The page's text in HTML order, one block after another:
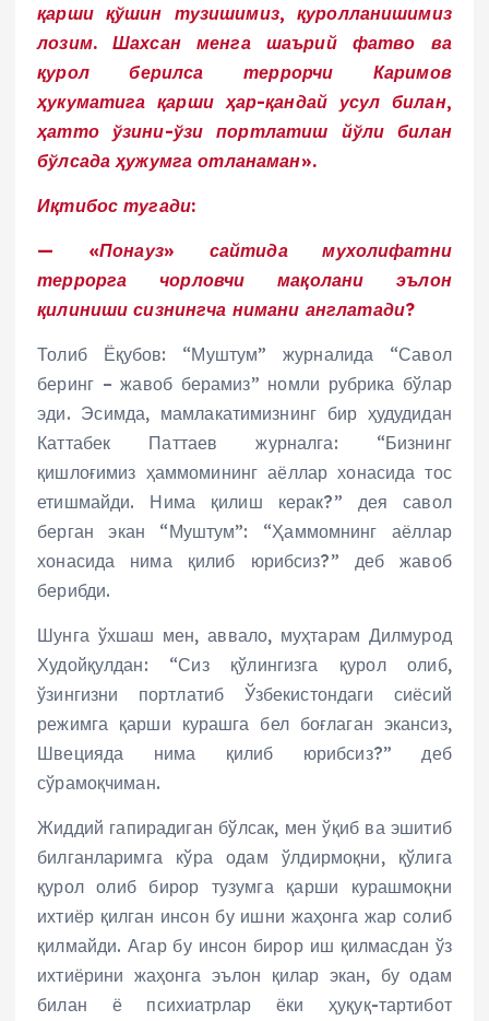
қарши қўшин тузишимиз, қуролланишимиз
лозим. Шахсан менга шаърий фатво ва
қурол берилса террорчи Каримов
ҳукуматига қарши ҳар-қандай усул билан,
ҳатто ўзини-ўзи портлатиш йўли билан
бўлсада ҳужумга отланаман».
Иқтибос тугади:
— «Понауз» сайтида мухолифатни
террорга чорловчи мақолани эълон
қилиниши сизнингча нимани англатади?
Толиб Ёқубов: “Муштум” журналида “Савол
беринг – жавоб берамиз” номли рубрика бўлар
эди. Эсимда, мамлакатимизнинг бир ҳудудидан
Каттабек Паттаев журналга: “Бизнинг
қишлоғимиз ҳаммомининг аёллар хонасида тос
етишмайди. Нима қилиш керак?” дея савол
берган экан “Муштум”: “Ҳаммомнинг аёллар
хонасида нима қилиб юрибсиз?” деб жавоб
берибди.
Шунга ўхшаш мен, аввало, муҳтарам Дилмурод
Худойқулдан: “Сиз қўлингизга қурол олиб,
ўзингизни портлатиб Ўзбекистондаги сиёсий
режимга қарши курашга бел боғлаган экансиз,
Швецияда нима қилиб юрибсиз?” деб
сўрамоқчиман.
Жиддий гапирадиган бўлсак, мен ўқиб ва эшитиб
билганларимга кўра одам ўлдирмоқни, қўлига
қурол олиб бирор тузумга қарши курашмоқни
ихтиёр қилган инсон бу ишни жаҳонга жар солиб
қилмайди. Агар бу инсон бирор иш қилмасдан ўз
ихтиёрини жаҳонга эълон қилар экан, бу одам
билан ё психиатрлар ёки ҳуқуқ-тартибот